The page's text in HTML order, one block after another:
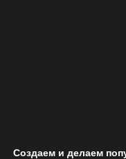
Создаем и делаем